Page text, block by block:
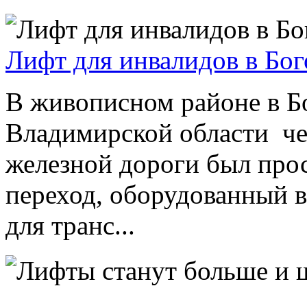
Лифт для инвалидов в
В живописном районе в
Владимирской области
железной дороги был
переход, оборудованный
для транс...